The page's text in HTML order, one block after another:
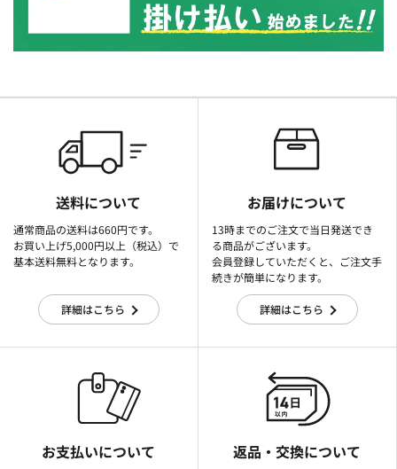
送料について
通常商品の送料は660円です。
お買い上げ5,000円以上（税込）で
基本送料無料となります。
詳細はこちら
お届けについて
13時までのご注文で当日発送でき
る商品がございます。
会員登録していただくと、ご注文手
続きが簡単になります。
詳細はこちら
お支払いについて 返品・交換について